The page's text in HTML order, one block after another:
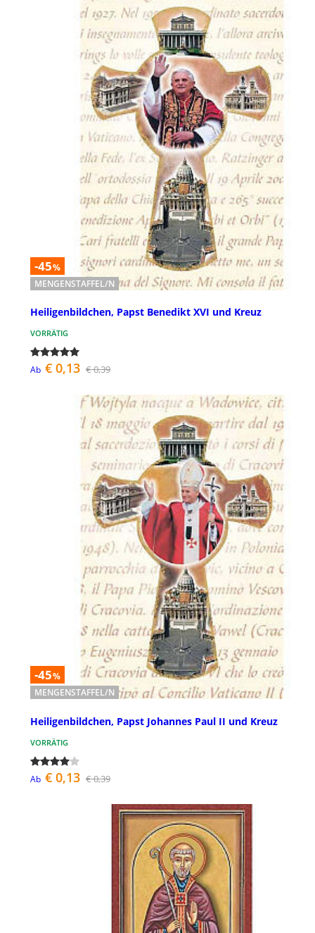
-45%
MENGENSTAFFEL/N
Heiligenbildchen, Papst Benedikt XVI und Kreuz
VORRÄTIG
Ab € 0,13 € 0,39
-45%
MENGENSTAFFEL/N
Heiligenbildchen, Papst Johannes Paul II und Kreuz
VORRÄTIG
Ab € 0,13 € 0,39